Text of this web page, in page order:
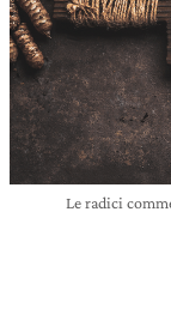
Le radici